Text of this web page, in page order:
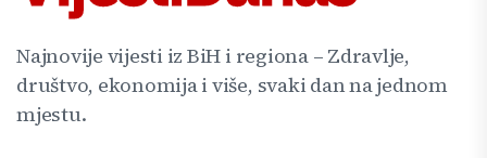
Najnovije vijesti iz BiH i regiona – Zdravlje,
društvo, ekonomija i više, svaki dan na jednom
mjestu.